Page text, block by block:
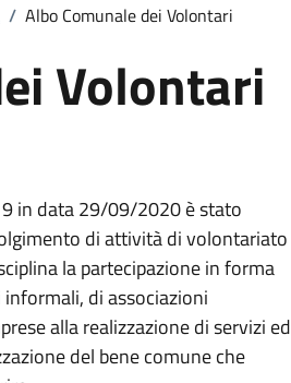
/ Albo Comunale dei Volontari
Volontari
in data 29/09/2020 è stato
di attività di volontariato
la partecipazione in forma
di associazioni
alla realizzazione di servizi ed
del bene comune che